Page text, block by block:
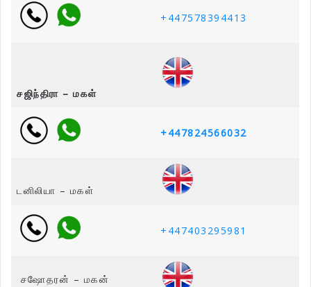
+447578394413
சஜிந்திரா – மகள்
+447824566032
டனிலியா – மகள்
+447403295981
சஷோதரன் – மகன்